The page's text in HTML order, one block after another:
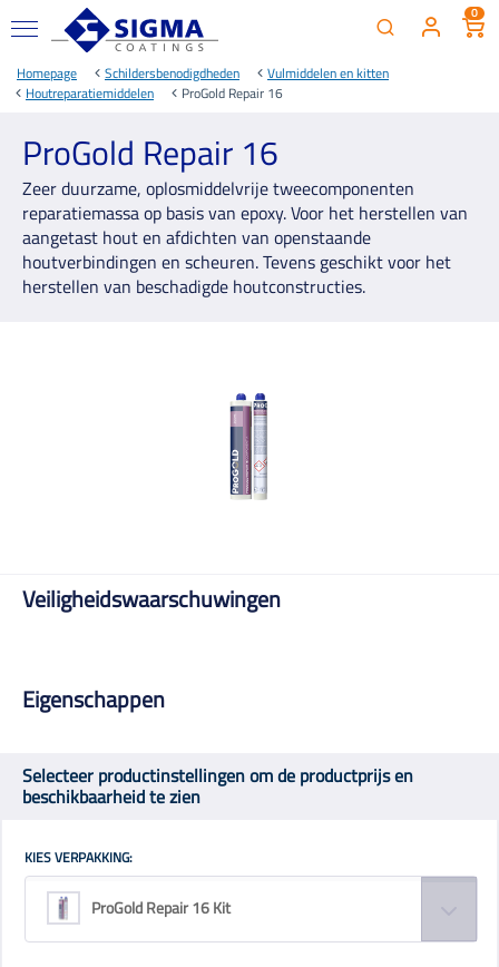
0
Homepage Schildersbenodigdheden
Vulmiddelen en kitten
Houtreparatiemiddelen
ProGold Repair 16
ProGold Repair 16
Zeer duurzame, oplosmiddelvrije tweecomponenten
reparatiemassa op basis van epoxy. Voor het herstellen van
aangetast hout en afdichten van openstaande
houtverbindingen en scheuren. Tevens geschikt voor het
herstellen van beschadigde houtconstructies.
Veiligheidswaarschuwingen
Eigenschappen
Selecteer productinstellingen om de productprijs en
beschikbaarheid te zien
KIES VERPAKKING:
ProGold Repair 16 Kit